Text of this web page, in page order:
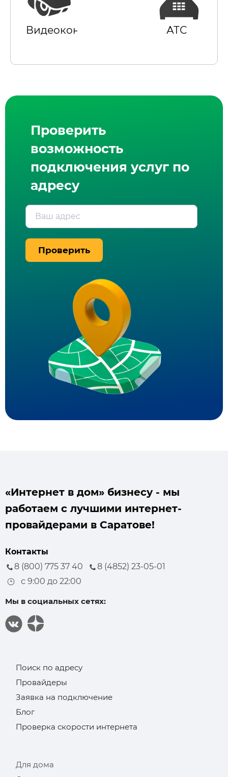
Видеоконтроль АТС
Проверить
возможность
подключения услуг по
адресу
Ваш адрес
Проверить
«Интернет в дом» бизнесу - мы
работаем с лучшими интернет-
провайдерами в Саратове!
Контакты
8 (800) 775 37 40
8 (4852) 23-05-01
с 9:00 до 22:00
Мы в социальных сетях:
Поиск по адресу
Провайдеры
Заявка на подключение
Блог
Проверка скорости интернета
Для дома